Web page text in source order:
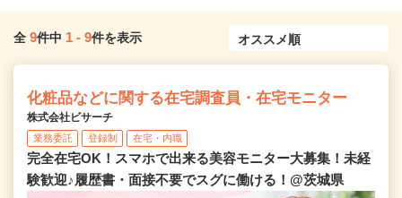
全 9件中 1 - 9件を表示
化粧品などに関する在宅調査員・在宅モニター
株式会社ビサーチ
業務委託 登録制 在宅・内職
完全在宅OK！スマホで出来る美容モニター大募集！未経
験歓迎♪履歴書・面接不要でスグに働ける！@茨城県